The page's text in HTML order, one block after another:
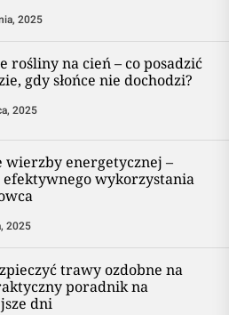
2025
rośliny na cień – co posadzić
gdy słońce nie dochodzi?
2025
wierzby energetycznej –
efektywnego wykorzystania
2025
trawy ozdobne na
poradnik na
dni